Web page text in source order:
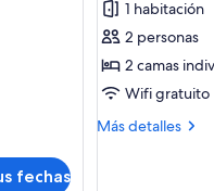
fechas
Habitación
Deluxe
(Twin)
1 habitación
2 personas
2 camas
Wifi gratuito
Más detalles
Más